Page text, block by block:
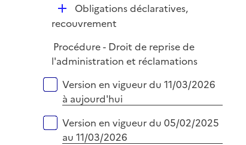
e
D
é
l
i
e
r
Obligations déclaratives,
recouvrement
Procédure - Droit de reprise de
l'administration et réclamations
Versions sur la période
Version en vigueur du 11/03/2026
à aujourd'hui
Version en vigueur du 05/02/2025
au 11/03/2026